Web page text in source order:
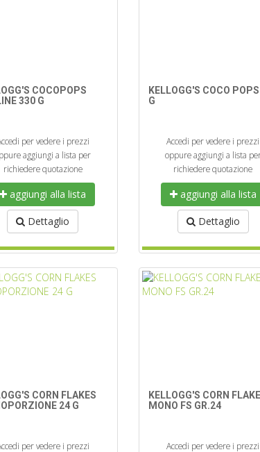
COCOPOPS
330 G
per vedere i prezzi
aggiungi a lista per
richiedere quotazione
aggiungi alla lista
Dettaglio
KELLOGG'S COCO
G
Accedi per vedere i prezzi
oppure aggiungi a lista
richiedere quotazione
aggiungi alla lista
Dettaglio
CORN FLAKES
24 G
per vedere i prezzi
KELLOGG'S CORN
MONO FS GR.24
Accedi per vedere i prezzi